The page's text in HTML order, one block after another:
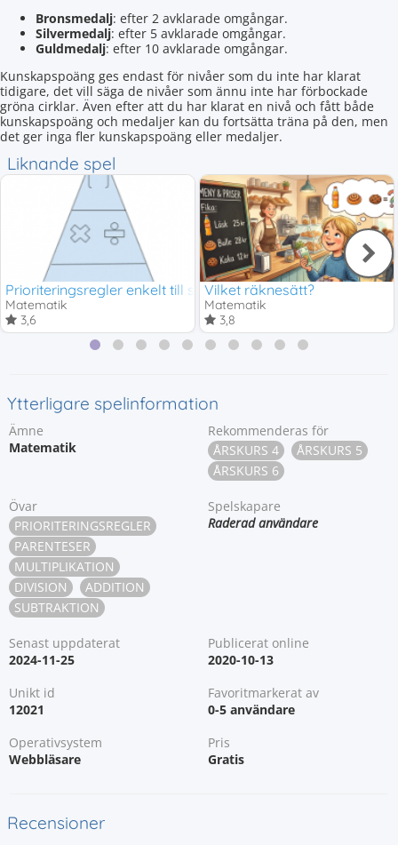
Bronsmedalj: efter 2 avklarade omgångar.
Silvermedalj: efter 5 avklarade omgångar.
Guldmedalj: efter 10 avklarade omgångar.
Kunskapspoäng ges endast för nivåer som du inte har klarat
tidigare, det vill säga de nivåer som ännu inte har förbockade
gröna cirklar. Även efter att du har klarat en nivå och fått både
kunskapspoäng och medaljer kan du fortsätta träna på den, men
det ger inga fler kunskapspoäng eller medaljer.
Liknande spel
Prioriteringsregler enkelt till svårt
Matematik
3,6
Vilket räknesätt?
Matematik
3,8
Ytterligare spelinformation
Ämne
Matematik
Rekommenderas för
ÅRSKURS 4
ÅRSKURS 5
ÅRSKURS 6
Övar
PRIORITERINGSREGLER
PARENTESER
MULTIPLIKATION
DIVISION
ADDITION
SUBTRAKTION
Spelskapare
Raderad användare
Senast uppdaterat
2024-11-25
Publicerat online
2020-10-13
Unikt id
12021
Favoritmarkerat av
0-5 användare
Operativsystem
Webbläsare
Pris
Gratis
Recensioner